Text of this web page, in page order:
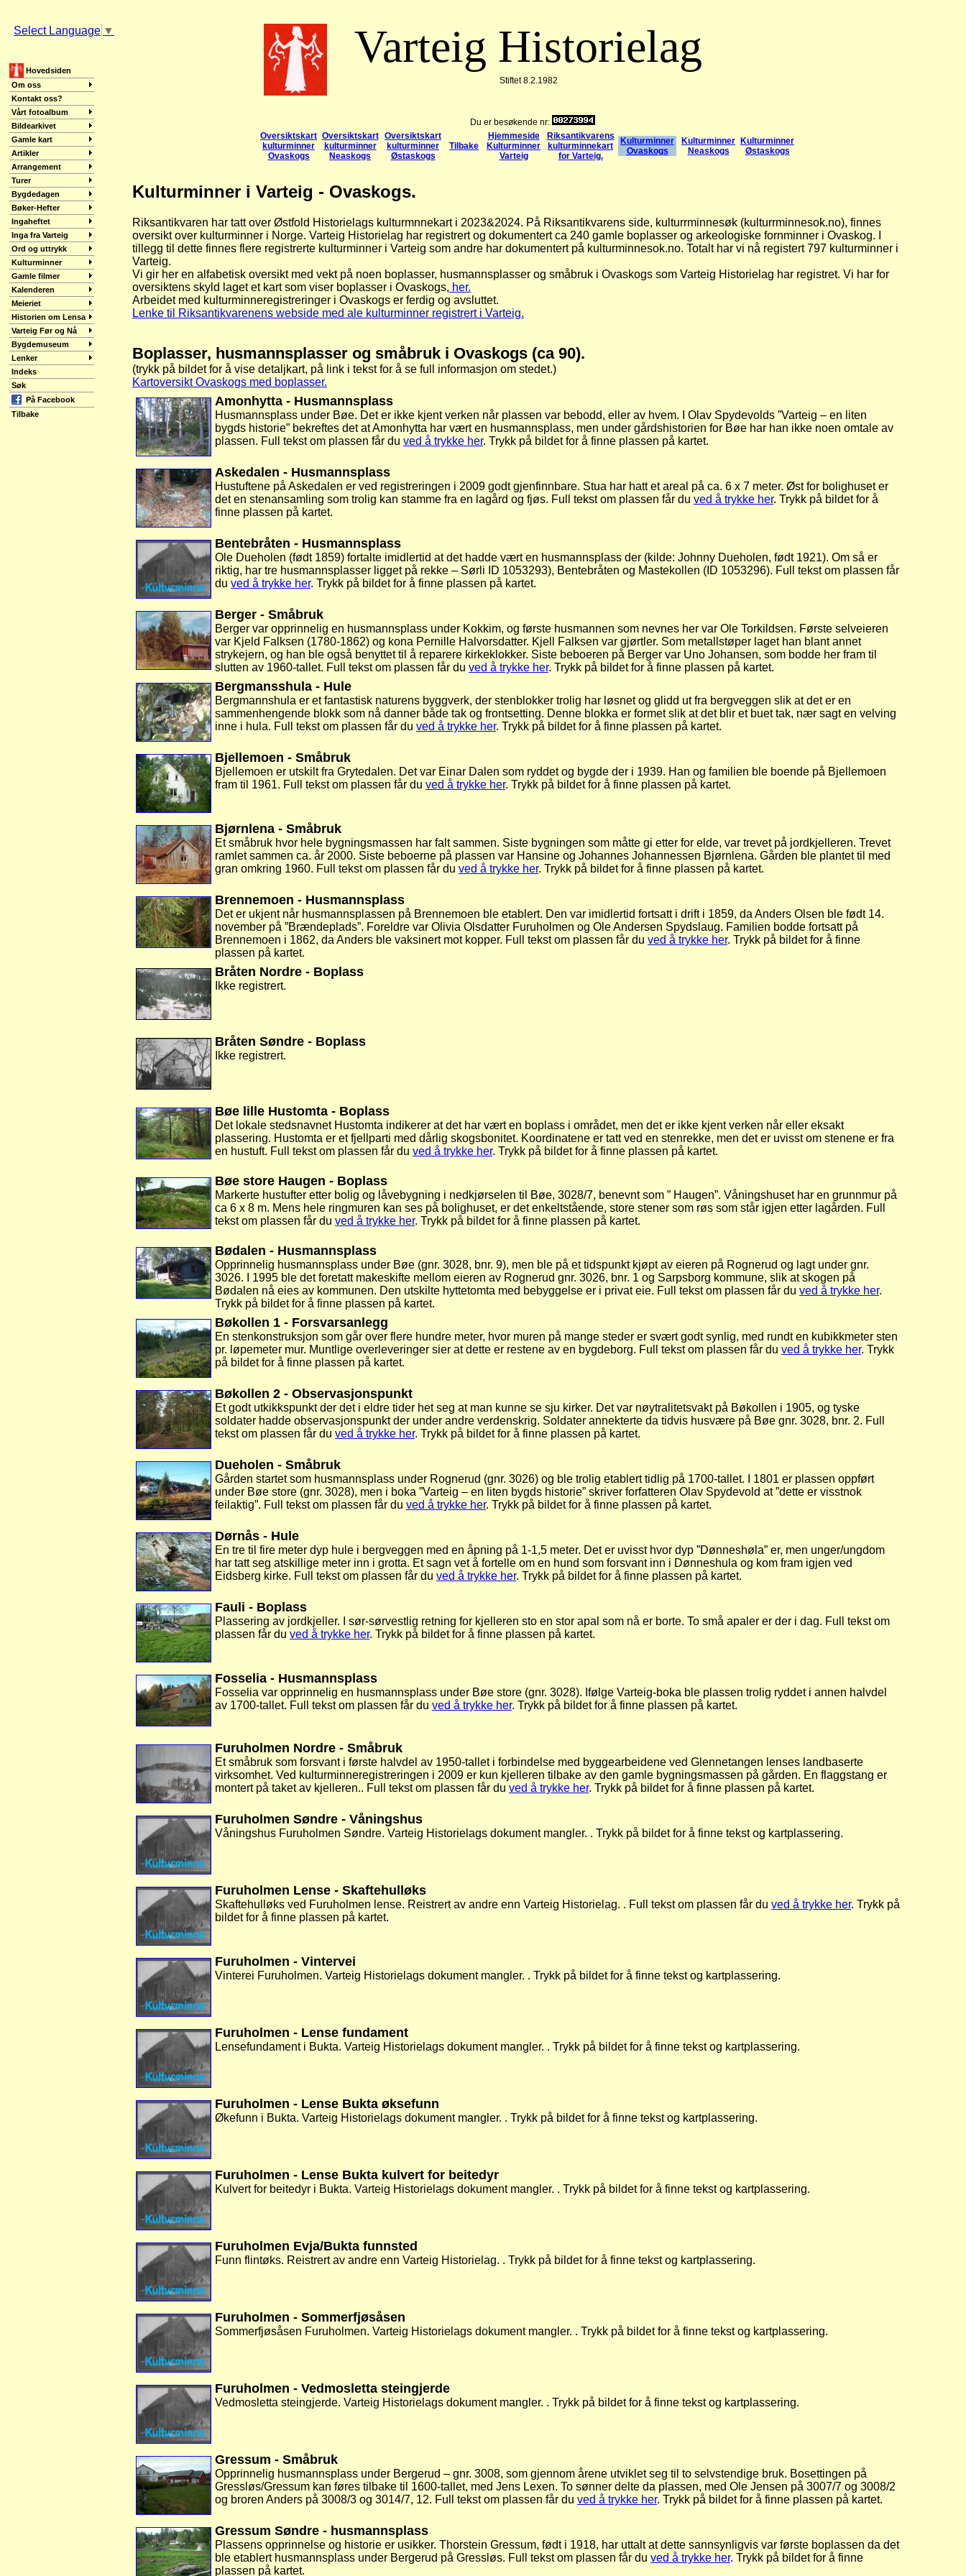
Hovedsiden
Om oss
Kontakt oss?
Vårt fotoalbum
Bildearkivet
Gamle kart
Artikler
Arrangement
Turer
Bygdedagen
Bøker-Hefter
Ingaheftet
Inga fra Varteig
Ord og uttrykk
Kulturminner
Gamle filmer
Kalenderen
Meieriet
Historien om Lensa
Varteig Før og Nå
Bygdemuseum
Lenker
Indeks
Søk
På Facebook
Tilbake
Select Language ▼ Varteig Historielag
Stiftet 8.2.1982
Du er besøkende nr:
Oversiktskart
kulturminner
Ovaskogs
Oversiktskart
kulturminner
Neaskogs
Oversiktskart
kulturminner
Østaskogs
Tilbake
Hjemmeside
Kulturminner
Varteig
Riksantikvarens
kulturminnekart
for Varteig.
Kulturminner
Ovaskogs
Kulturminner
Neaskogs
Kulturminner
Østaskogs
Kulturminner i Varteig - Ovaskogs.
Riksantikvaren har tatt over Østfold Historielags kulturmnnekart i 2023&2024. På Riksantikvarens side, kulturrminnesøk (kulturrminnesok.no), finnes
oversikt over kulturminner i Norge. Varteig Historielag har registrert og dokumentert ca 240 gamle boplasser og arkeologiske fornminner i Ovaskog. I
tillegg til dette finnes flere registrerte kulturminner i Varteig som andre har dokumentert på kulturminnesok.no. Totalt har vi nå registert 797 kulturminner i
Varteig.
Vi gir her en alfabetisk oversikt med vekt på noen boplasser, husmannsplasser og småbruk i Ovaskogs som Varteig Historielag har registret. Vi har for
oversiktens skyld laget et kart som viser boplasser i Ovaskogs, her.
Arbeidet med kulturminneregistreringer i Ovaskogs er ferdig og avsluttet.
Lenke til Riksantikvarenens webside med ale kulturminner registrert i Varteig.
Boplasser, husmannsplasser og småbruk i Ovaskogs (ca 90).
(trykk på bildet for å vise detaljkart, på link i tekst for å se full informasjon om stedet.)
Kartoversikt Ovaskogs med boplasser.
Amonhytta - Husmannsplass
Husmannsplass under Bøe. Det er ikke kjent verken når plassen var bebodd, eller av hvem. I Olav Spydevolds ”Varteig – en liten
bygds historie” bekreftes det at Amonhytta har vært en husmannsplass, men under gårdshistorien for Bøe har han ikke noen omtale av
plassen. Full tekst om plassen får du ved å trykke her. Trykk på bildet for å finne plassen på kartet.
Askedalen - Husmannsplass
Hustuftene på Askedalen er ved registreringen i 2009 godt gjenfinnbare. Stua har hatt et areal på ca. 6 x 7 meter. Øst for bolighuset er
det en stenansamling som trolig kan stamme fra en lagård og fjøs. Full tekst om plassen får du ved å trykke her. Trykk på bildet for å
finne plassen på kartet.
Bentebråten - Husmannsplass
Ole Dueholen (født 1859) fortalte imidlertid at det hadde vært en husmannsplass der (kilde: Johnny Dueholen, født 1921). Om så er
riktig, har tre husmannsplasser ligget på rekke – Sørli ID 1053293), Bentebråten og Mastekollen (ID 1053296). Full tekst om plassen får
du ved å trykke her. Trykk på bildet for å finne plassen på kartet.
Berger - Småbruk
Berger var opprinnelig en husmannsplass under Kokkim, og første husmannen som nevnes her var Ole Torkildsen. Første selveieren
var Kjeld Falksen (1780-1862) og kona Pernille Halvorsdatter. Kjell Falksen var gjørtler. Som metallstøper laget han blant annet
strykejern, og han ble også benyttet til å reparere kirkeklokker. Siste beboeren på Berger var Uno Johansen, som bodde her fram til
slutten av 1960-tallet. Full tekst om plassen får du ved å trykke her. Trykk på bildet for å finne plassen på kartet.
Bergmansshula - Hule
Bergmannshula er et fantastisk naturens byggverk, der stenblokker trolig har løsnet og glidd ut fra bergveggen slik at det er en
sammenhengende blokk som nå danner både tak og frontsetting. Denne blokka er formet slik at det blir et buet tak, nær sagt en velving
inne i hula. Full tekst om plassen får du ved å trykke her. Trykk på bildet for å finne plassen på kartet.
Bjellemoen - Småbruk
Bjellemoen er utskilt fra Grytedalen. Det var Einar Dalen som ryddet og bygde der i 1939. Han og familien ble boende på Bjellemoen
fram til 1961. Full tekst om plassen får du ved å trykke her. Trykk på bildet for å finne plassen på kartet.
Bjørnlena - Småbruk
Et småbruk hvor hele bygningsmassen har falt sammen. Siste bygningen som måtte gi etter for elde, var trevet på jordkjelleren. Trevet
ramlet sammen ca. år 2000. Siste beboerne på plassen var Hansine og Johannes Johannessen Bjørnlena. Gården ble plantet til med
gran omkring 1960. Full tekst om plassen får du ved å trykke her. Trykk på bildet for å finne plassen på kartet.
Brennemoen - Husmannsplass
Det er ukjent når husmannsplassen på Brennemoen ble etablert. Den var imidlertid fortsatt i drift i 1859, da Anders Olsen ble født 14.
november på ”Brændeplads”. Foreldre var Olivia Olsdatter Furuholmen og Ole Andersen Spydslaug. Familien bodde fortsatt på
Brennemoen i 1862, da Anders ble vaksinert mot kopper. Full tekst om plassen får du ved å trykke her. Trykk på bildet for å finne
plassen på kartet.
Bråten Nordre - Boplass
Ikke registrert.
Bråten Søndre - Boplass
Ikke registrert.
Bøe lille Hustomta - Boplass
Det lokale stedsnavnet Hustomta indikerer at det har vært en boplass i området, men det er ikke kjent verken når eller eksakt
plassering. Hustomta er et fjellparti med dårlig skogsbonitet. Koordinatene er tatt ved en stenrekke, men det er uvisst om stenene er fra
en hustuft. Full tekst om plassen får du ved å trykke her. Trykk på bildet for å finne plassen på kartet.
Bøe store Haugen - Boplass
Markerte hustufter etter bolig og låvebygning i nedkjørselen til Bøe, 3028/7, benevnt som ” Haugen”. Våningshuset har en grunnmur på
ca 6 x 8 m. Mens hele ringmuren kan ses på bolighuset, er det enkeltstående, store stener som røs som står igjen etter lagården. Full
tekst om plassen får du ved å trykke her. Trykk på bildet for å finne plassen på kartet.
Bødalen - Husmannsplass
Opprinnelig husmannsplass under Bøe (gnr. 3028, bnr. 9), men ble på et tidspunkt kjøpt av eieren på Rognerud og lagt under gnr.
3026. I 1995 ble det foretatt makeskifte mellom eieren av Rognerud gnr. 3026, bnr. 1 og Sarpsborg kommune, slik at skogen på
Bødalen nå eies av kommunen. Den utskilte hyttetomta med bebyggelse er i privat eie. Full tekst om plassen får du ved å trykke her.
Trykk på bildet for å finne plassen på kartet.
Bøkollen 1 - Forsvarsanlegg
En stenkonstruksjon som går over flere hundre meter, hvor muren på mange steder er svært godt synlig, med rundt en kubikkmeter sten
pr. løpemeter mur. Muntlige overleveringer sier at dette er restene av en bygdeborg. Full tekst om plassen får du ved å trykke her. Trykk
på bildet for å finne plassen på kartet.
Bøkollen 2 - Observasjonspunkt
Et godt utkikkspunkt der det i eldre tider het seg at man kunne se sju kirker. Det var nøytralitetsvakt på Bøkollen i 1905, og tyske
soldater hadde observasjonspunkt der under andre verdenskrig. Soldater annekterte da tidvis husvære på Bøe gnr. 3028, bnr. 2. Full
tekst om plassen får du ved å trykke her. Trykk på bildet for å finne plassen på kartet.
Dueholen - Småbruk
Gården startet som husmannsplass under Rognerud (gnr. 3026) og ble trolig etablert tidlig på 1700-tallet. I 1801 er plassen oppført
under Bøe store (gnr. 3028), men i boka ”Varteig – en liten bygds historie” skriver forfatteren Olav Spydevold at ”dette er visstnok
feilaktig”. Full tekst om plassen får du ved å trykke her. Trykk på bildet for å finne plassen på kartet.
Dørnås - Hule
En tre til fire meter dyp hule i bergveggen med en åpning på 1-1,5 meter. Det er uvisst hvor dyp ”Dønneshøla” er, men unger/ungdom
har tatt seg atskillige meter inn i grotta. Et sagn vet å fortelle om en hund som forsvant inn i Dønneshula og kom fram igjen ved
Eidsberg kirke. Full tekst om plassen får du ved å trykke her. Trykk på bildet for å finne plassen på kartet.
Fauli - Boplass
Plassering av jordkjeller. I sør-sørvestlig retning for kjelleren sto en stor apal som nå er borte. To små apaler er der i dag. Full tekst om
plassen får du ved å trykke her. Trykk på bildet for å finne plassen på kartet.
Fosselia - Husmannsplass
Fosselia var opprinnelig en husmannsplass under Bøe store (gnr. 3028). Ifølge Varteig-boka ble plassen trolig ryddet i annen halvdel
av 1700-tallet. Full tekst om plassen får du ved å trykke her. Trykk på bildet for å finne plassen på kartet.
Furuholmen Nordre - Småbruk
Et småbruk som forsvant i første halvdel av 1950-tallet i forbindelse med byggearbeidene ved Glennetangen lenses landbaserte
virksomhet. Ved kulturminneregistreringen i 2009 er kun kjelleren tilbake av den gamle bygningsmassen på gården. En flaggstang er
montert på taket av kjelleren.. Full tekst om plassen får du ved å trykke her. Trykk på bildet for å finne plassen på kartet.
Furuholmen Søndre - Våningshus
Våningshus Furuholmen Søndre. Varteig Historielags dokument mangler. . Trykk på bildet for å finne tekst og kartplassering.
Furuholmen Lense - Skaftehulløks
Skaftehulløks ved Furuholmen lense. Reistrert av andre enn Varteig Historielag. . Full tekst om plassen får du ved å trykke her. Trykk på
bildet for å finne plassen på kartet.
Furuholmen - Vintervei
Vinterei Furuholmen. Varteig Historielags dokument mangler. . Trykk på bildet for å finne tekst og kartplassering.
Furuholmen - Lense fundament
Lensefundament i Bukta. Varteig Historielags dokument mangler. . Trykk på bildet for å finne tekst og kartplassering.
Furuholmen - Lense Bukta øksefunn
Økefunn i Bukta. Varteig Historielags dokument mangler. . Trykk på bildet for å finne tekst og kartplassering.
Furuholmen - Lense Bukta kulvert for beitedyr
Kulvert for beitedyr i Bukta. Varteig Historielags dokument mangler. . Trykk på bildet for å finne tekst og kartplassering.
Furuholmen Evja/Bukta funnsted
Funn flintøks. Reistrert av andre enn Varteig Historielag. . Trykk på bildet for å finne tekst og kartplassering.
Furuholmen - Sommerfjøsåsen
Sommerfjøsåsen Furuholmen. Varteig Historielags dokument mangler. . Trykk på bildet for å finne tekst og kartplassering.
Furuholmen - Vedmosletta steingjerde
Vedmosletta steingjerde. Varteig Historielags dokument mangler. . Trykk på bildet for å finne tekst og kartplassering.
Gressum - Småbruk
Opprinnelig husmannsplass under Bergerud – gnr. 3008, som gjennom årene utviklet seg til to selvstendige bruk. Bosettingen på
Gressløs/Gressum kan føres tilbake til 1600-tallet, med Jens Lexen. To sønner delte da plassen, med Ole Jensen på 3007/7 og 3008/2
og broren Anders på 3008/3 og 3014/7, 12. Full tekst om plassen får du ved å trykke her. Trykk på bildet for å finne plassen på kartet.
Gressum Søndre - husmannsplass
Plassens opprinnelse og historie er usikker. Thorstein Gressum, født i 1918, har uttalt at dette sannsynligvis var første boplassen da det
ble etablert husmannsplass under Bergerud på Gressløs. Full tekst om plassen får du ved å trykke her. Trykk på bildet for å finne
plassen på kartet.